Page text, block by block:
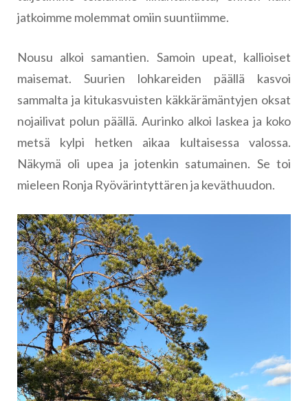
jatkoimme molemmat omiin suuntiimme.
Nousu alkoi samantien. Samoin upeat, kallioiset
maisemat. Suurien lohkareiden päällä kasvoi
sammalta ja kitukasvuisten käkkärämäntyjen oksat
nojailivat polun päällä. Aurinko alkoi laskea ja koko
metsä kylpi hetken aikaa kultaisessa valossa.
Näkymä oli upea ja jotenkin satumainen. Se toi
mieleen Ronja Ryövärintyttären ja keväthuudon.